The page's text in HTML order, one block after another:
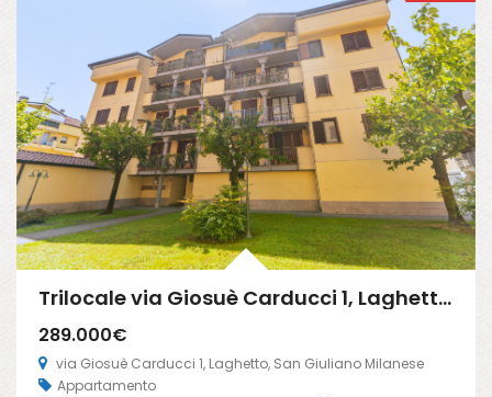
Trilocale via Giosuè Carducci 1, Laghetto, San Giuliano Milanese (Rif. SGM94)
289.000€
via Giosuè Carducci 1, Laghetto, San Giuliano Milanese
Appartamento